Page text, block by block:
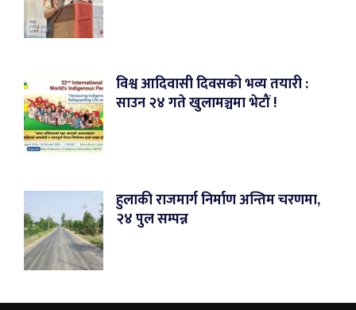
विश्व आदिवासी दिवसको भव्य तयारी :
साउन २४ गते खुलामञ्चमा भेटौं !
हुलाकी राजमार्ग निर्माण अन्तिम चरणमा,
२४ पुल सम्पन्न